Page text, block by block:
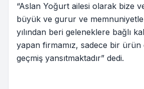
“Aslan Yoğurt ailesi olarak bize
büyük ve gurur ve
yılından beri geleneklere bağlı
yapan firmamız, sadece bir
geçmiş yansıtmaktadır” dedi.